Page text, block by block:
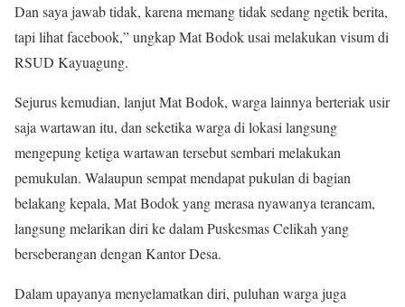
Dan saya jawab tidak, karena memang tidak sedang ngetik berita,
tapi lihat facebook,” ungkap Mat Bodok usai melakukan visum di
RSUD Kayuagung.
Sejurus kemudian, lanjut Mat Bodok, warga lainnya berteriak usir
saja wartawan itu, dan seketika warga di lokasi langsung
mengepung ketiga wartawan tersebut sembari melakukan
pemukulan. Walaupun sempat mendapat pukulan di bagian
belakang kepala, Mat Bodok yang merasa nyawanya terancam,
langsung melarikan diri ke dalam Puskesmas Celikah yang
berseberangan dengan Kantor Desa.
Dalam upayanya menyelamatkan diri, puluhan warga juga